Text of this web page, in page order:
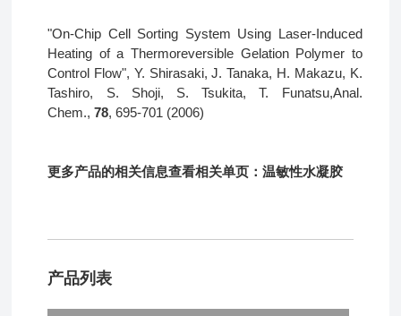
"On-Chip Cell Sorting System Using Laser-Induced
Heating of a Thermoreversible Gelation Polymer to
Control Flow", Y. Shirasaki, J. Tanaka, H. Makazu, K.
Tashiro, S. Shoji, S. Tsukita, T. Funatsu,Anal.
Chem., 78, 695-701 (2006)
更多产品的相关信息查看相关单页：温敏性水凝胶
产品列表